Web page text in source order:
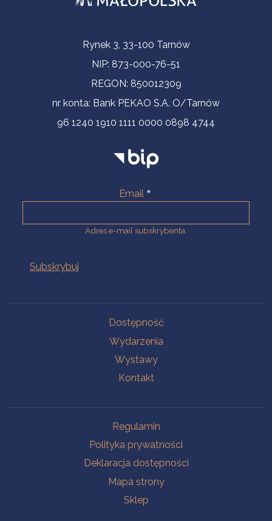
Informacje kontaktoweRynek 3, 33-100 Tarnów
NIP: 873-000-76-51
REGON: 850012309
nr konta: Bank PEKAO S.A. O/Tarnów
96 1240 1910 1111 0000 0898 4744
Email
Adres e-mail subskrybenta.
Dostępność
Wydarzenia
Wystawy
Kontakt
Regulamin
Polityka prywatności
Deklaracja dostępności
Mapa strony
Sklep